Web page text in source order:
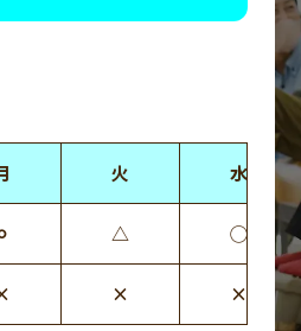
火 水
△ ◯
× ×